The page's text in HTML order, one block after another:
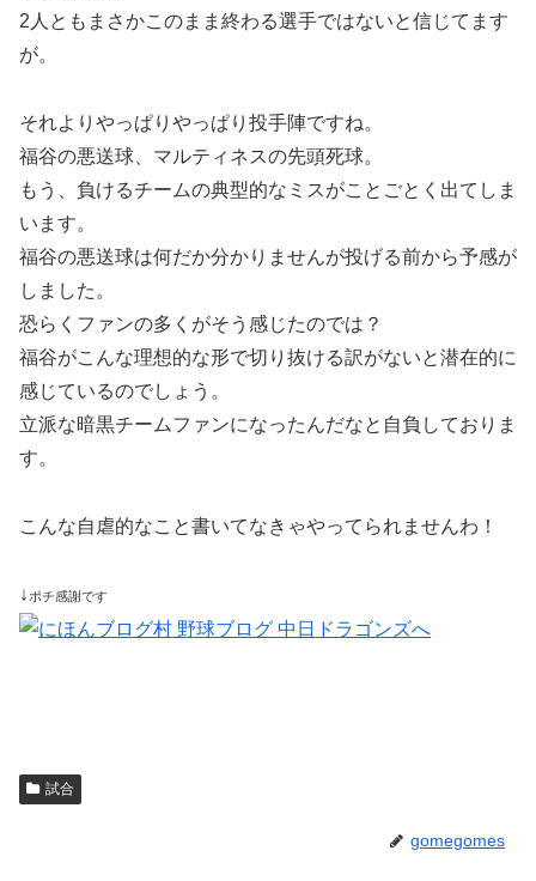
2人ともまさかこのまま終わる選手ではないと信じてます
が。
それよりやっぱりやっぱり投手陣ですね。
福谷の悪送球、マルティネスの先頭死球。
もう、負けるチームの典型的なミスがことごとく出てしま
います。
福谷の悪送球は何だか分かりませんが投げる前から予感が
しました。
恐らくファンの多くがそう感じたのでは？
福谷がこんな理想的な形で切り抜ける訳がないと潜在的に
感じているのでしょう。
立派な暗黒チームファンになったんだなと自負しておりま
す。
こんな自虐的なこと書いてなきゃやってられませんわ！
↓ ポチ感謝です
試合
gomegomes